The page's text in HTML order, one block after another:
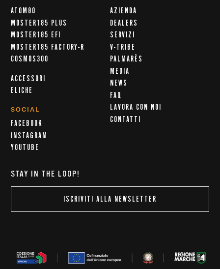
ATOM80
MOSTER185 PLUS
MOSTER185 EFI
MOSTER185 FACTORY-R
COSMOS300
ACCESSORI
ELICHE
SOCIAL
FACEBOOK
INSTAGRAM
YOUTUBE
AZIENDA
DEALERS
SERVIZI
V-TRIBE
PALMARÈS
MEDIA
NEWS
FAQ
LAVORA CON NOI
CONTATTI
STAY IN THE LOOP!
ISCRIVITI ALLA NEWSLETTER